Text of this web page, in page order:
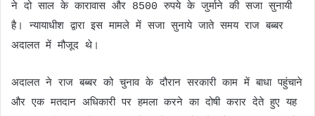
ने दो साल के कारावास और 8500 रुपये के जुर्माने की सजा सुनायी
है। न्यायाधीश द्वारा इस मामले में सजा सुनाये जाते समय राज बब्बर
अदालत में मौजूद थे।
अदालत ने राज बब्बर को चुनाव के दौरान सरकारी काम में बाधा पहुंचाने
और एक मतदान अधिकारी पर हमला करने का दोषी करार देते हुए यह